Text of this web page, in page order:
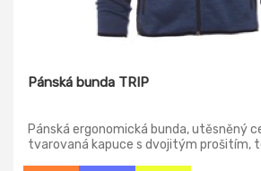
Pánská bunda TRIP
Pánská ergonomická bunda, utěsněný
tvarovaná kapuce s dvojitým prošitím,